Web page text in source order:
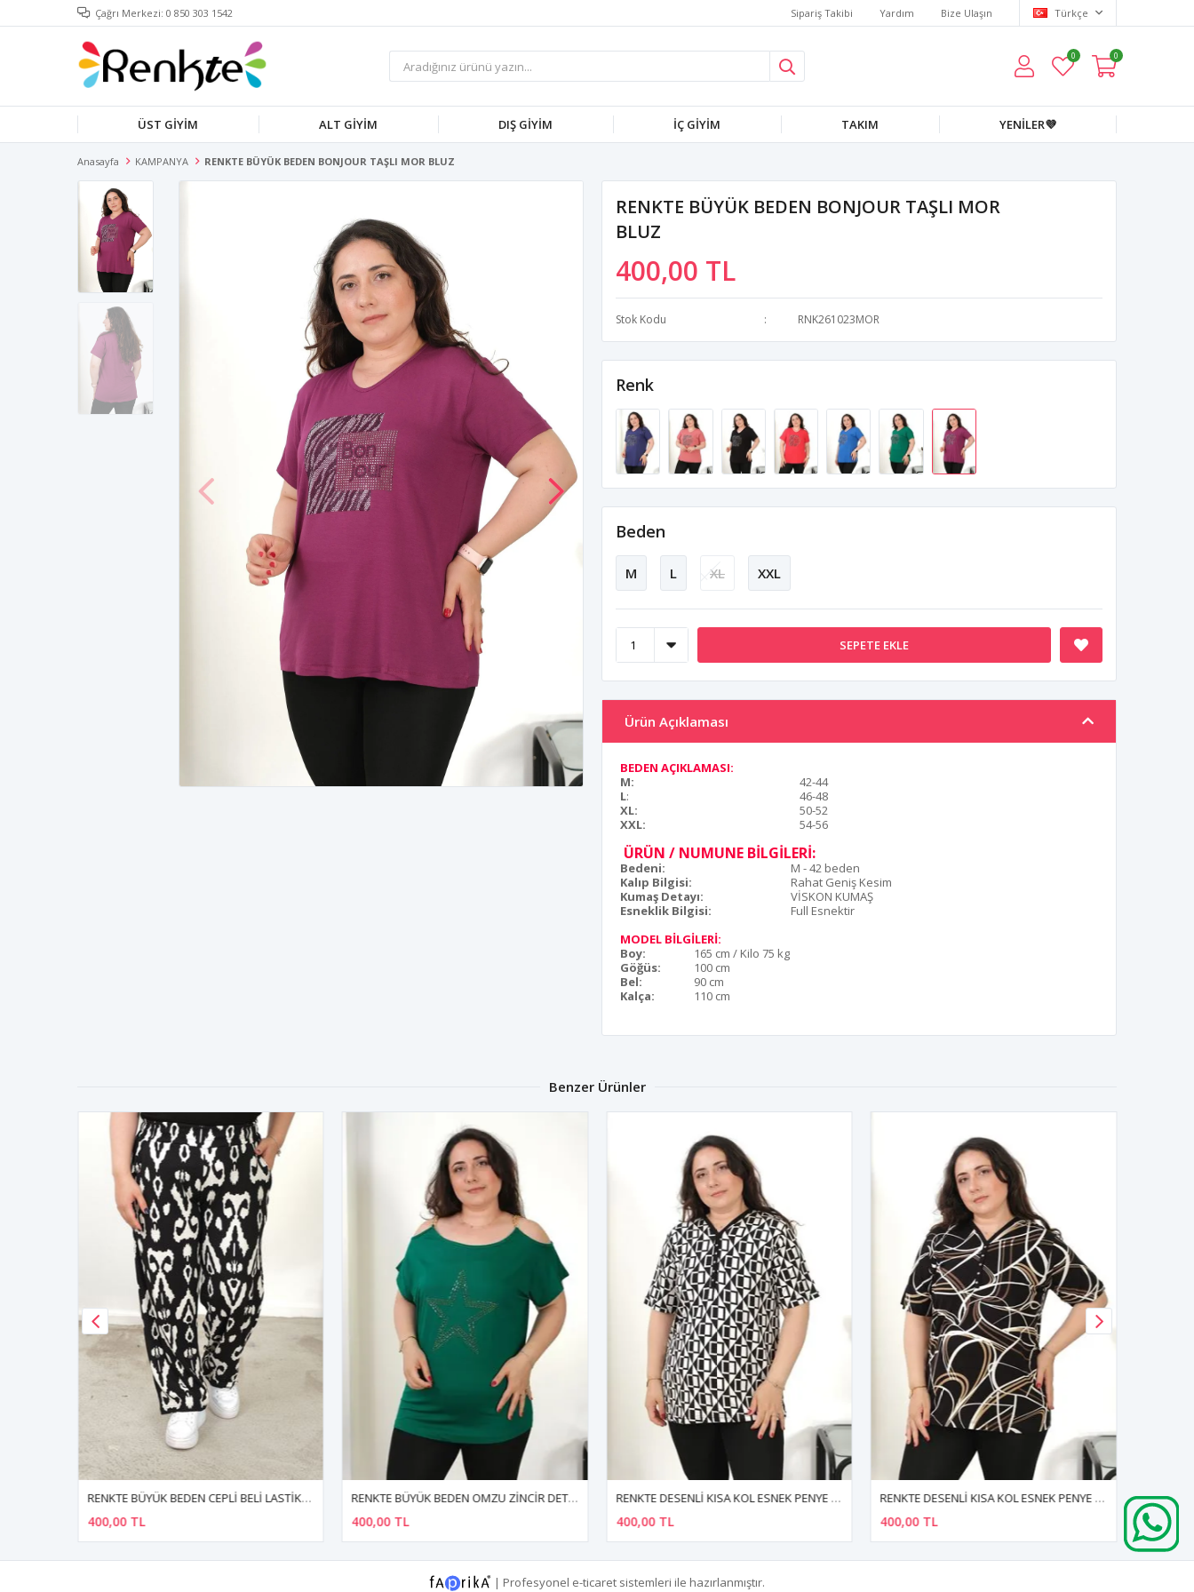
Çağrı Merkezi: 0 850 303 1542 Sipariş Takibi Yardım Bize Ulaşın Türkçe
0 0
ÜST GİYİM ALT GİYİM DIŞ GİYİM İÇ GİYİM TAKIM YENİLER💜
Anasayfa KAMPANYA RENKTE BÜYÜK BEDEN BONJOUR TAŞLI MOR BLUZ
RENKTE BÜYÜK BEDEN BONJOUR TAŞLI MOR
BLUZ
400,00 TL
Stok Kodu RNK261023MOR
Renk
Beden
M L XL XXL
SEPETE EKLE
Ürün Açıklaması
BEDEN AÇIKLAMASI:
M:
42-44
L:
46-48
XL:
50-52
XXL:
54-56
ÜRÜN / NUMUNE BİLGİLERİ:
Bedeni:
M - 42 beden
Kalıp Bilgisi:
Rahat Geniş Kesim
Kumaş Detayı:
VİSKON KUMAŞ
Esneklik Bilgisi:
Full Esnektir
MODEL BİLGİLERİ:
Boy:
165 cm / Kilo 75 kg
Göğüs:
100 cm
Bel:
90 cm
Kalça:
110 cm
Benzer Ürünler
RENKTE BÜYÜK BEDEN CEPLİ BELİ LASTİKLİ BOL PAÇA PANTALON
400,00 TL
RENKTE BÜYÜK BEDEN OMZU ZİNCİR DETAY YEŞİL BLUZ
400,00 TL
RENKTE DESENLİ KISA KOL ESNEK PENYE BLUZ
400,00 TL
RENKTE DESENLİ KISA KOL ESNEK PENYE BLUZ
400,00 TL 590,00
| Profesyonel e-ticaret sistemleri ile hazırlanmıştır.